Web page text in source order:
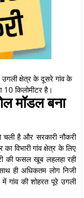
क्षेत्र के दूसरे गांव के
10 किलोमीटर है।
मॉडल बना
है और सरकारी नौकरी
विभारी गांव क्षेत्र के लिए
की फसल खूब लहलहा रही
ही अधिकतम लोग निजी
गांव की शोहरत पूरे उगली